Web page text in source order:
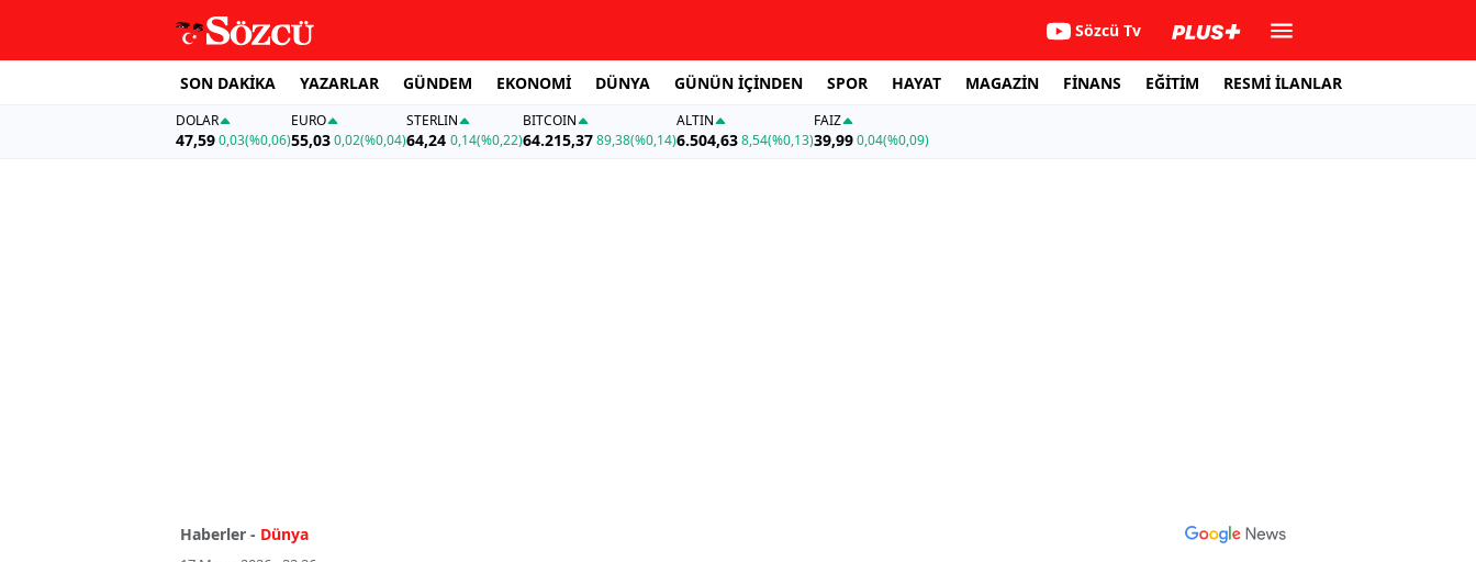
Sözcü Tv
SON DAKİKA YAZARLAR GÜNDEM EKONOMİ DÜNYA GÜNÜN İÇİNDEN SPOR HAYAT MAGAZİN FİNANS EĞİTİM RESMİ İLANLAR
DOLAR
47,590,03(%0,06)
EURO
55,03 0,02(%0,04)
STERLIN
64,24 0,14(%0,22)
BITCOIN
64.215,3789,38(%0,14)
ALTIN
6.504,638,54(%0,13)
FAİZ
39,990,04(%0,09)
Haberler - Dünya